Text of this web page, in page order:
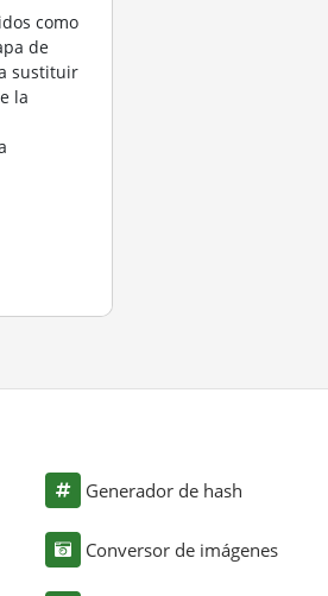
como
de
sustituir
la
Generador de hash
Conversor de imágenes